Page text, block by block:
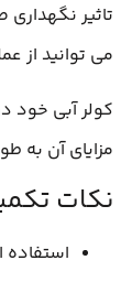
تاثیر
می توانید از
کولر آبی خود
مزایای آن به
نکات
استفاده